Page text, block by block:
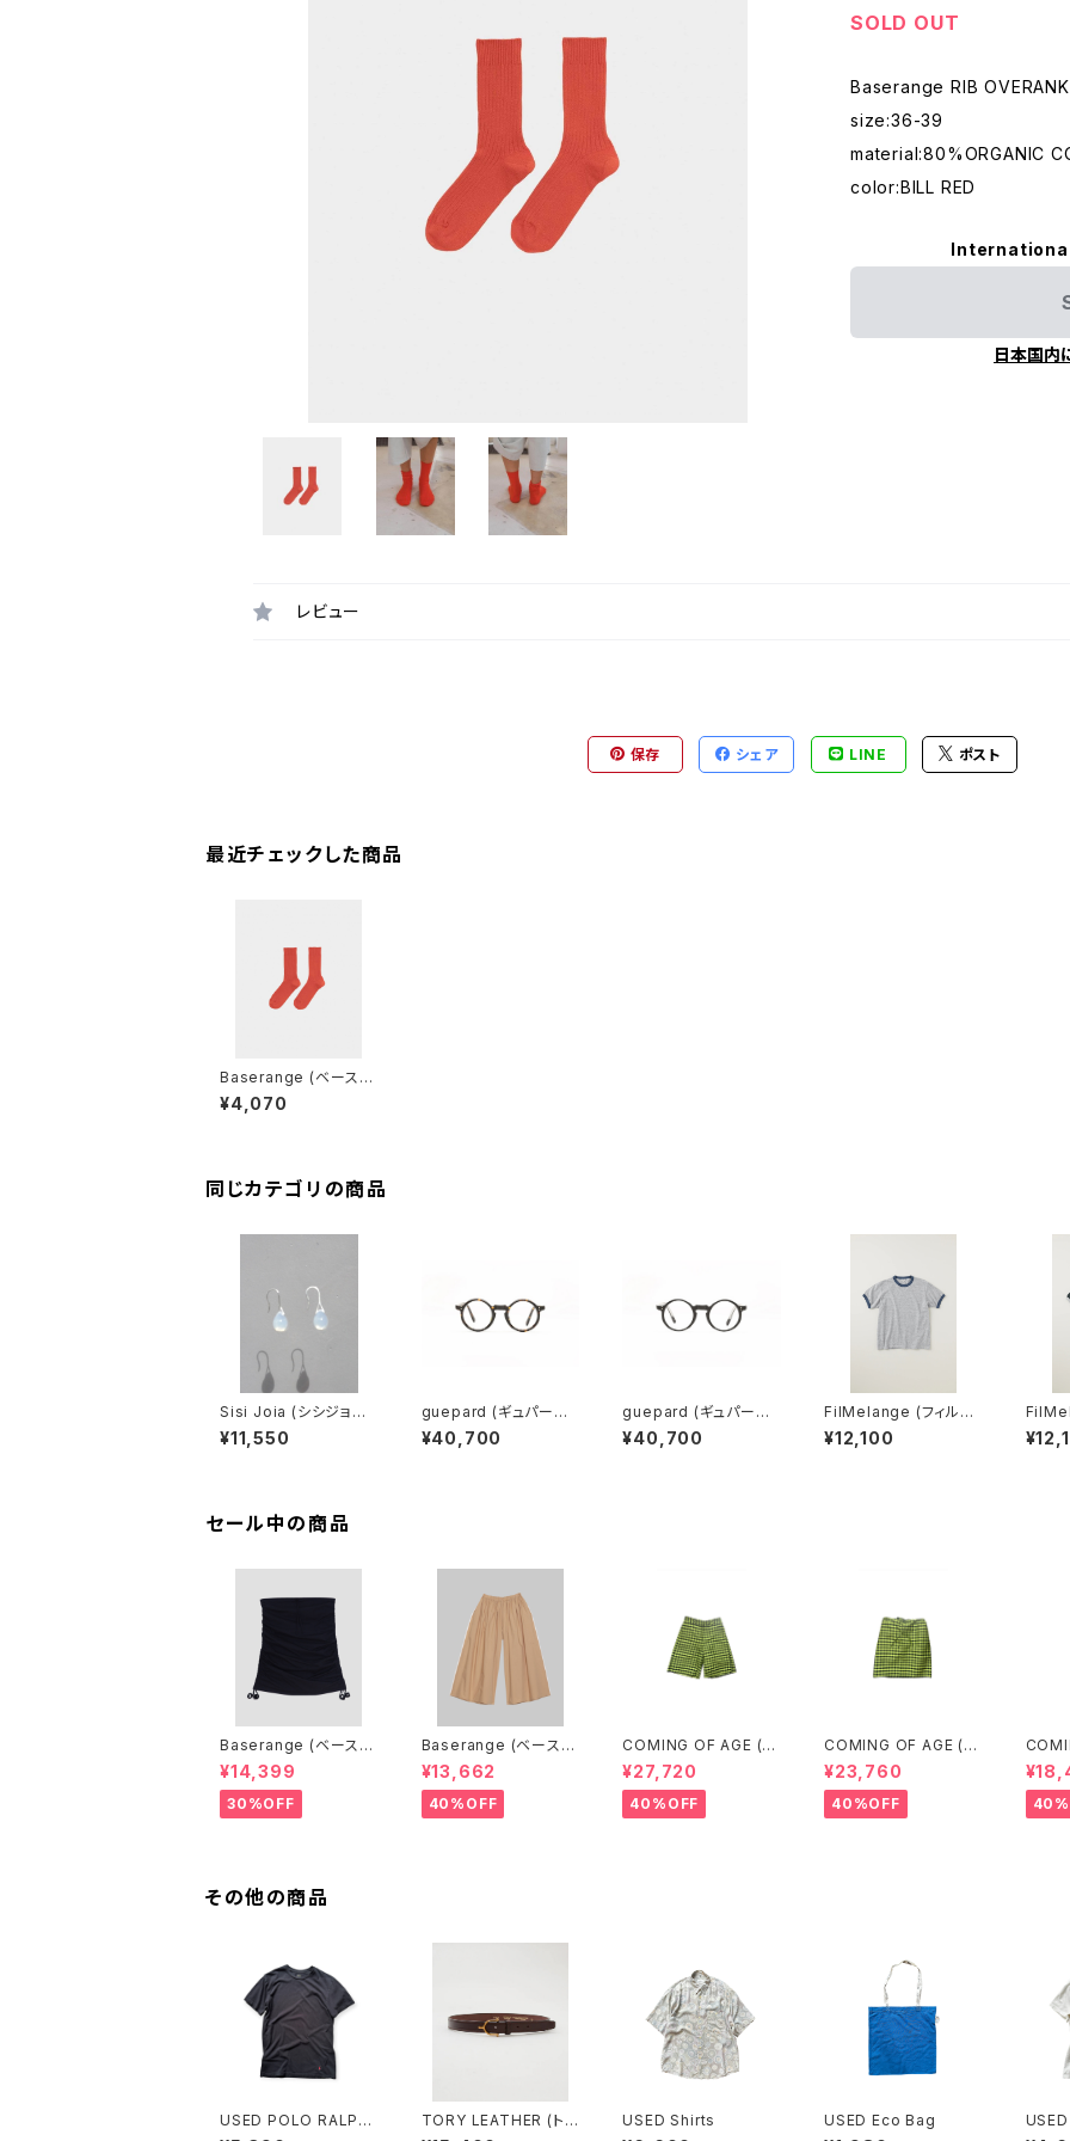
SOLD OUT
Baserange RIB
size:36-39
material:80%ORGANIC
color:BILL RED
日本国内
レビュー
保存 シェア LINE ポスト
最近チェックした商品
Baserange (ベースレ
ンジ) RIB OVERANKL
E SOCKS (BILL RED)
¥4,070
同じカテゴリの商品
Sisi Joia (シシジョイ
ア) GOTA Mini earrin
gs (Opaline white)
¥11,550
guepard (ギュパール)
gp-11 ecaille (clear
lens) メガネ
¥40,700
guepard (ギュパール)
gp-11 noir cristal (cl
ear lens) メガネ
¥40,700
FilMelange (フィルメ
ランジェ) EMMA / エマ
VINTAGE TENJIKU
¥12,100
ランジェ)
セール中の商品
Baserange (ベースレ
ンジ) PICTORIAL SKI
RT (BLACK)
¥14,399
30%OFF
Baserange (ベースレ
ンジ) CABLE PANTS
(MARBLE BROWN)
¥13,662
40%OFF
COMING OF AGE (カ
ミングオブエイジ) FLA
RED SHORTS（GING
HAM LIME/BLACK）
¥27,720
40%OFF
COMING OF AGE (カ
ミングオブエイジ) DRA
WSTRING MIDI SKIR
T（GINGHAM LIME/B
LACK）
¥23,760
40%OFF
ミング
T
LACK
その他の商品
USED POLO RALPH
TORY LEATHER (トリ
USED Shirts USED Eco Bag